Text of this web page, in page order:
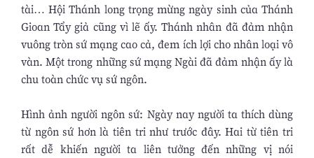
tài… Hội Thánh long trọng mừng ngày sinh của Thánh
Gioan Tẩy giả cũng vì lẽ ấy. Thánh nhân đã đảm nhận
vuông tròn sứ mạng cao cả, đem ích lợi cho nhân loại vô
vàn. Một trong những sứ mạng Ngài đã đảm nhận ấy là
chu toàn chức vụ sứ ngôn.
Hình ảnh người ngôn sứ: Ngày nay người ta thích dùng
từ ngôn sứ hơn là tiên tri như trước đây. Hai từ tiên tri
rất dễ khiến người ta liên tưởng đến những vị nói